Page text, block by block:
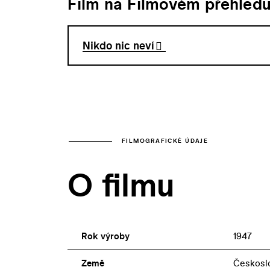
Nikdo nic neví
FILMOGRAFICKÉ ÚDAJE
O filmu
Rok výroby 1947
Země